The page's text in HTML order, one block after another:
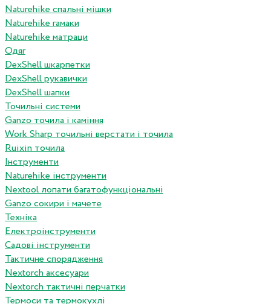
Naturehike спальні мішки
Naturehike гамаки
Naturehike матраци
Одяг
DexShell шкарпетки
DexShell рукавички
DexShell шапки
Точильні системи
Ganzo точила і каміння
Work Sharp точильні верстати і точила
Ruixin точила
Інструменти
Naturehike інструменти
Nextool лопати багатофункціональні
Ganzo сокири і мачете
Техніка
Електроінструменти
Садові інструменти
Тактичне спорядження
Nextorch аксесуари
Nextorch тактичні перчатки
Термоси та термокухлі